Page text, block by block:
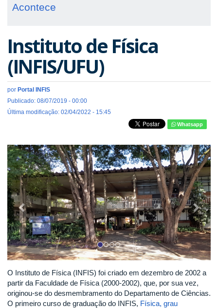
Acontece
Instituto de Física
(INFIS/UFU)
por Portal INFIS
Publicado: 08/07/2019 - 00:00
Última modificação: 02/04/2022 - 15:45
Whatsapp
Previous Next
O Instituto de Física (INFIS) foi criado em dezembro de 2002 a
partir da Faculdade de Física (2000-2002), que, por sua vez,
originou-se do desmembramento do Departamento de Ciências.
O primeiro curso de graduação do INFIS, Física, grau